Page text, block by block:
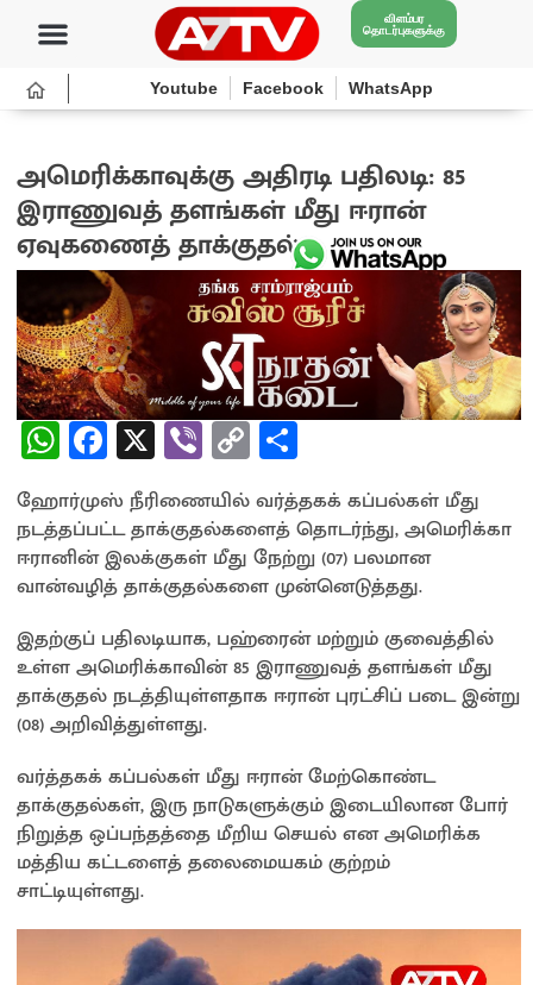
விளம்பர
தொடர்புகளுக்கு
Youtube Facebook WhatsApp
அமெரிக்காவுக்கு அதிரடி பதிலடி: 85
இராணுவத் தளங்கள் மீது ஈரான்
ஏவுகணைத் தாக்குதல்!
4 weeks ago
W
h
at
sA
p
p
Fa
ce
b
o
o
k
X Vi
b
er
C
o
py
Li
n
k
S
ar
e
ஹோர்முஸ் நீரிணையில் வர்த்தகக் கப்பல்கள் மீது
நடத்தப்பட்ட தாக்குதல்களைத் தொடர்ந்து, அமெரிக்கா
ஈரானின் இலக்குகள் மீது நேற்று (07) பலமான
வான்வழித் தாக்குதல்களை முன்னெடுத்தது.
இதற்குப் பதிலடியாக, பஹ்ரைன் மற்றும் குவைத்தில்
உள்ள அமெரிக்காவின் 85 இராணுவத் தளங்கள் மீது
தாக்குதல் நடத்தியுள்ளதாக ஈரான் புரட்சிப் படை இன்று
(08) அறிவித்துள்ளது.
வர்த்தகக் கப்பல்கள் மீது ஈரான் மேற்கொண்ட
தாக்குதல்கள், இரு நாடுகளுக்கும் இடையிலான போர்
நிறுத்த ஒப்பந்தத்தை மீறிய செயல் என அமெரிக்க
மத்திய கட்டளைத் தலைமையகம் குற்றம்
சாட்டியுள்ளது.